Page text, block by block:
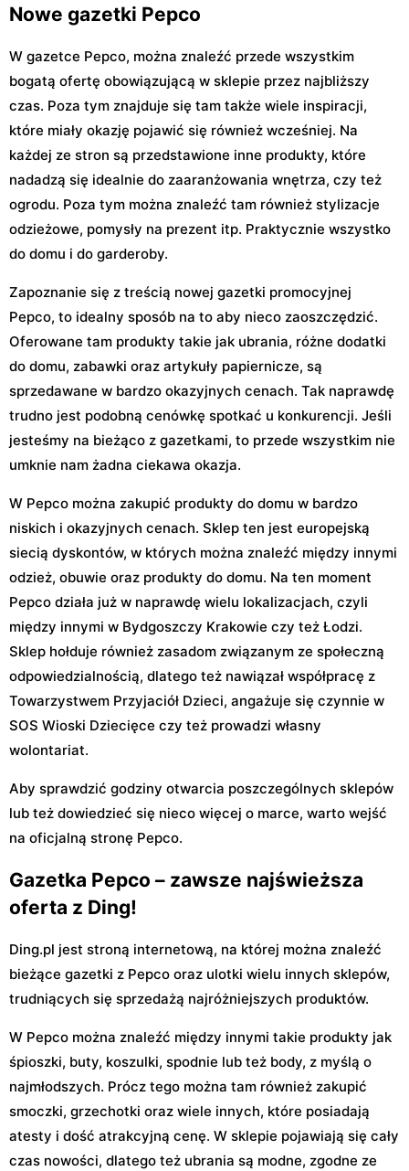
Nowe gazetki Pepco
W gazetce Pepco, można znaleźć przede wszystkim
bogatą ofertę obowiązującą w sklepie przez najbliższy
czas. Poza tym znajduje się tam także wiele inspiracji,
które miały okazję pojawić się również wcześniej. Na
każdej ze stron są przedstawione inne produkty, które
nadadzą się idealnie do zaaranżowania wnętrza, czy też
ogrodu. Poza tym można znaleźć tam również stylizacje
odzieżowe, pomysły na prezent itp. Praktycznie wszystko
do domu i do garderoby.
Zapoznanie się z treścią nowej gazetki promocyjnej
Pepco, to idealny sposób na to aby nieco zaoszczędzić.
Oferowane tam produkty takie jak ubrania, różne dodatki
do domu, zabawki oraz artykuły papiernicze, są
sprzedawane w bardzo okazyjnych cenach. Tak naprawdę
trudno jest podobną cenówkę spotkać u konkurencji. Jeśli
jesteśmy na bieżąco z gazetkami, to przede wszystkim nie
umknie nam żadna ciekawa okazja.
W Pepco można zakupić produkty do domu w bardzo
niskich i okazyjnych cenach. Sklep ten jest europejską
siecią dyskontów, w których można znaleźć między innymi
odzież, obuwie oraz produkty do domu. Na ten moment
Pepco działa już w naprawdę wielu lokalizacjach, czyli
między innymi w Bydgoszczy Krakowie czy też Łodzi.
Sklep hołduje również zasadom związanym ze społeczną
odpowiedzialnością, dlatego też nawiązał współpracę z
Towarzystwem Przyjaciół Dzieci, angażuje się czynnie w
SOS Wioski Dziecięce czy też prowadzi własny
wolontariat.
Aby sprawdzić godziny otwarcia poszczególnych sklepów
lub też dowiedzieć się nieco więcej o marce, warto wejść
na oficjalną stronę Pepco.
Gazetka Pepco – zawsze najświeższa
oferta z Ding!
Ding.pl jest stroną internetową, na której można znaleźć
bieżące gazetki z Pepco oraz ulotki wielu innych sklepów,
trudniących się sprzedażą najróżniejszych produktów.
W Pepco można znaleźć między innymi takie produkty jak
śpioszki, buty, koszulki, spodnie lub też body, z myślą o
najmłodszych. Prócz tego można tam również zakupić
smoczki, grzechotki oraz wiele innych, które posiadają
atesty i dość atrakcyjną cenę. W sklepie pojawiają się cały
czas nowości, dlatego też ubrania są modne, zgodne ze